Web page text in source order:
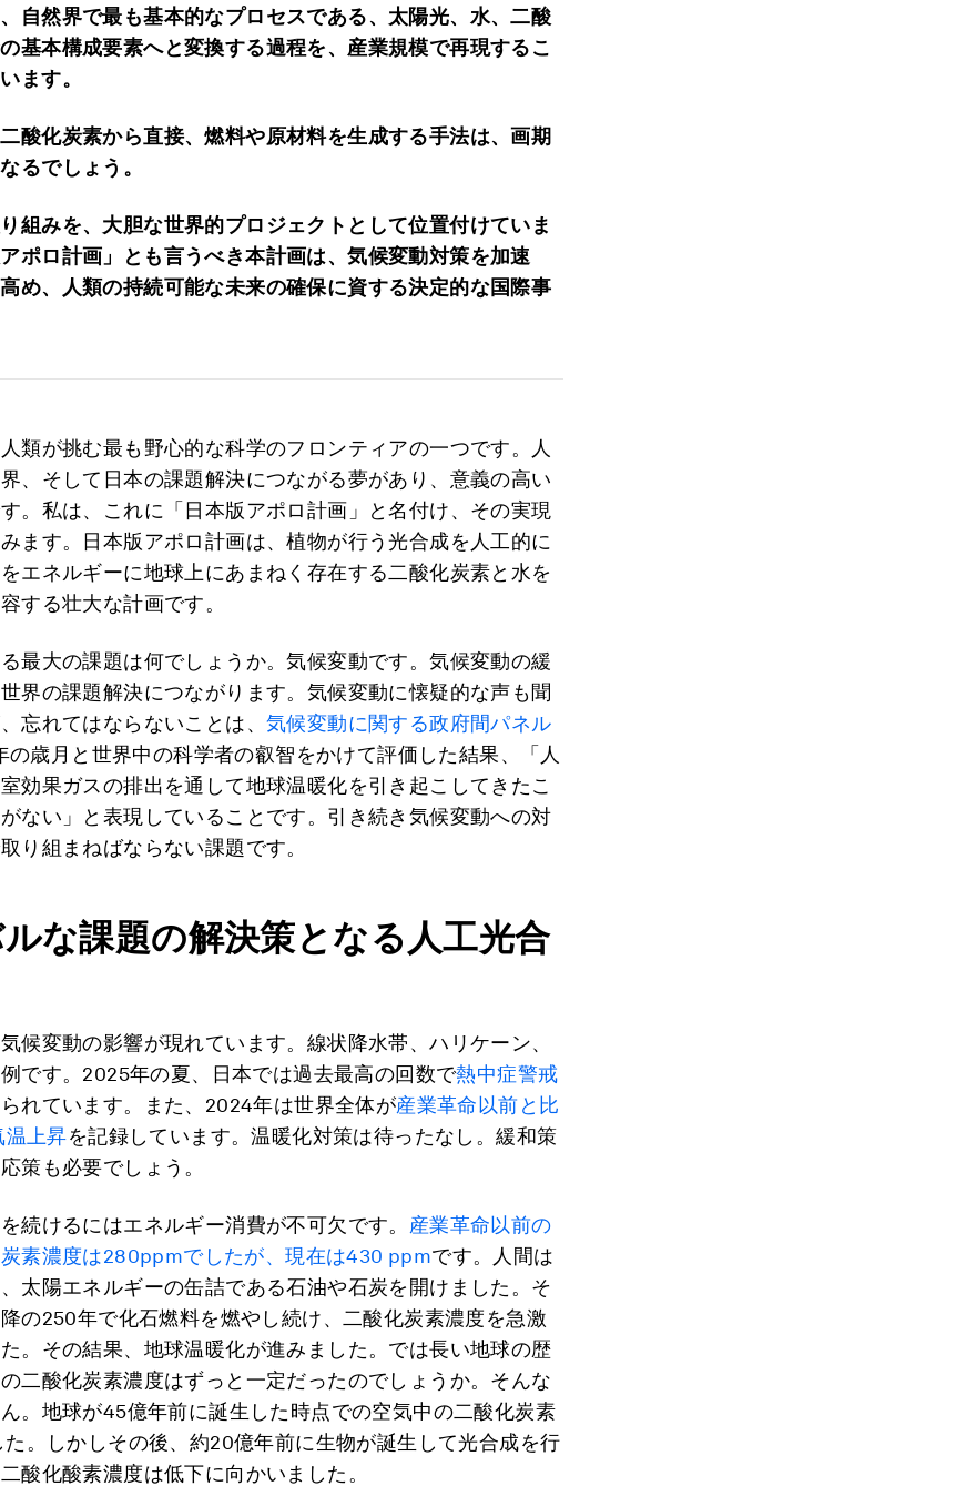
自然界で最も基本的なプロセスである、太陽光、水、二酸
基本構成要素へと変換する過程を、産業規模で再現するこ
ます。
酸化炭素から直接、燃料や原材料を生成する手法は、画期
るでしょう。
組みを、大胆な世界的プロジェクトとして位置付けていま
ポロ計画」とも言うべき本計画は、気候変動対策を加速
め、人類の持続可能な未来の確保に資する決定的な国際事
類が挑む最も野心的な科学のフロンティアの一つです。人
、そして日本の課題解決につながる夢があり、意義の高い
。私は、これに「日本版アポロ計画」と名付け、その実現
ます。日本版アポロ計画は、植物が行う光合成を人工的に
エネルギーに地球上にあまねく存在する二酸化炭素と水を
する壮大な計画です。
最大の課題は何でしょうか。気候変動です。気候変動の緩
界の課題解決につながります。気候変動に懐疑的な声も聞
忘れてはならないことは、 気候変動に関する政府間パネル
の歳月と世界中の科学者の叡智をかけて評価した結果、「人
効果ガスの排出を通して地球温暖化を引き起こしてきたこ
ない」と表現していることです。引き続き気候変動への対
り組まねばならない課題です。
な課題の解決策となる人工光合
候変動の影響が現れています。線状降水帯、ハリケーン、
です。2025年の夏、日本では過去最高の回数で熱中症警戒
れています。また、2024年は世界全体が産業革命以前と比
温上昇を記録しています。温暖化対策は待ったなし。緩和策
策も必要でしょう。
続けるにはエネルギー消費が不可欠です。 産業革命以前の
素濃度は280ppmでしたが、現在は430 ppmです。人間は
太陽エネルギーの缶詰である石油や石炭を開けました。そ
の250年で化石燃料を燃やし続け、二酸化炭素濃度を急激
。その結果、地球温暖化が進みました。では長い地球の歴
二酸化炭素濃度はずっと一定だったのでしょうか。そんな
。地球が45億年前に誕生した時点での空気中の二酸化炭素
た。しかしその後、約20億年前に生物が誕生して光合成を行
酸化酸素濃度は低下に向かいました。